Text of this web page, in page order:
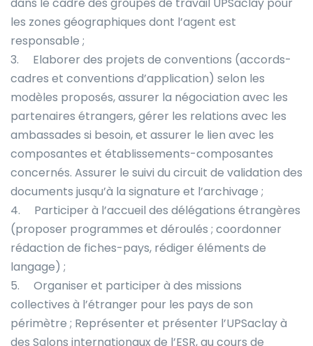
les zones géographiques dont l’agent est
responsable ;
3. Elaborer des projets de conventions (accords-
cadres et conventions d’application) selon les
modèles proposés, assurer la négociation avec les
partenaires étrangers, gérer les relations avec les
ambassades si besoin, et assurer le lien avec les
composantes et établissements-composantes
concernés. Assurer le suivi du circuit de validation des
documents jusqu’à la signature et l’archivage ;
4. Participer à l’accueil des délégations étrangères
(proposer programmes et déroulés ; coordonner
rédaction de fiches-pays, rédiger éléments de
langage) ;
5. Organiser et participer à des missions
collectives à l’étranger pour les pays de son
périmètre ; Représenter et présenter l’UPSaclay à
des Salons internationaux de l’ESR, au cours de